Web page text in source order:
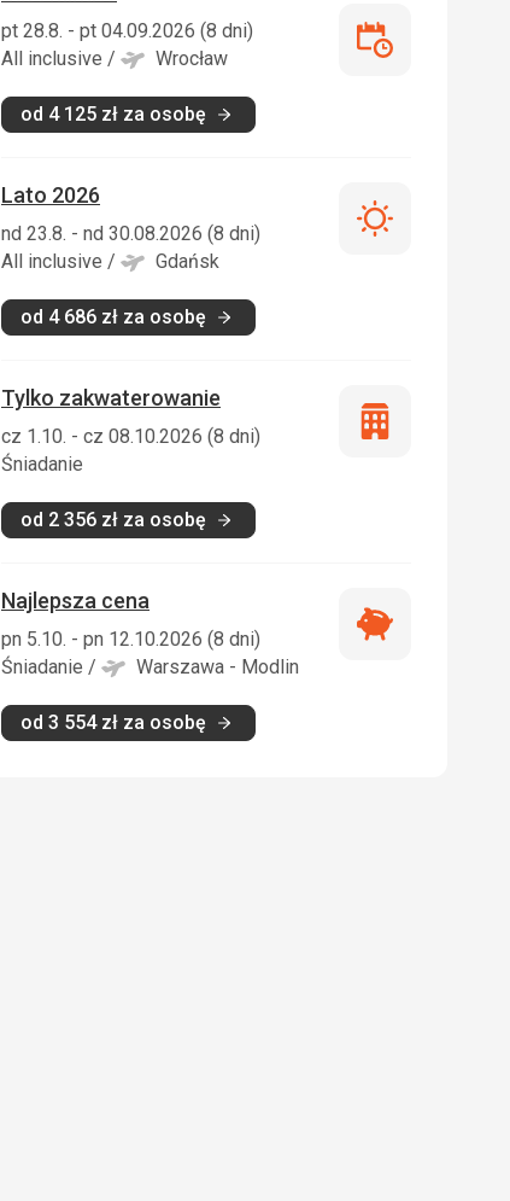
pt 28.8. - pt 04.09.2026 (8 dni)
All inclusive / Wrocław
od 4 125 zł za osobę
Last
Lato 2026
nd 23.8. - nd 30.08.2026 (8 dni)
All inclusive / Gdańsk
od 4 686 zł za osobę
Lato
Tylko zakwaterowanie
cz 1.10. - cz 08.10.2026 (8 dni)
Śniadanie
od 2 356 zł za osobę
Tylko
Najlepsza cena
pn 5.10. - pn 12.10.2026 (8 dni)
Śniadanie / Warszawa - Modlin
od 3 554zł za osobę
Najlepsza